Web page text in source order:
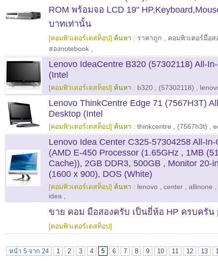
ROM พร้อมจอ LCD 19"
บาทเท่านั้น
[คอมพิวเตอร์เดสท็อป] ค้นหา : ราคาถูก
คอมพิวเตอร์มือส
สองnotebook
Lenovo IdeaCentre B320 (57302118) All-
(Intel
[คอมพิวเตอร์เดสท็อป] ค้นหา : b320 (57302118)
Lenovo ThinkCentre Edge 71 (7567H3T)
Desktop (Intel
[คอมพิวเตอร์เดสท็อป] ค้นหา : thinkcentre (7567h3t)
Lenovo Idea Center C325-57304258 All-
(AMD E-450 Processor (1.65GHz , 1MB
Cache)), 2GB DDR3, 500GB , Monitor 20-
(1600 x 900), DOS (White)
[คอมพิวเตอร์เดสท็อป] ค้นหา : lenovo center allinone
idea
ขาย คอม มือสองครับ เป็นยี่ห้อ HP ครบครัน
[คอมพิวเตอร์เดสท็อป]
หน้า 5 จาก 24 1 2 3 4 5 6 7 8 9 10 11 12 13